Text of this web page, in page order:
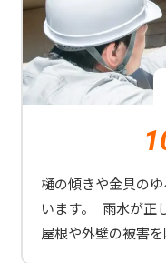
樋の傾きや金具の
います。 雨水が正
屋根や外壁の被害を